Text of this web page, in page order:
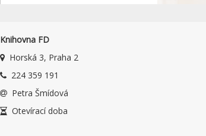
Knihovna FD
Horská 3, Praha 2
224 359 191
Petra Šmídová
Otevírací doba